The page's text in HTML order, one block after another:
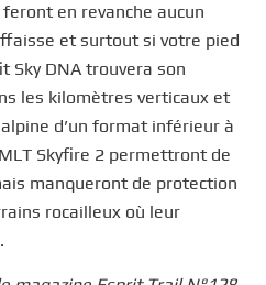
en revanche aucun
et surtout si votre pied
Sky DNA trouvera son
les kilomètres verticaux et
d’un format inférieur à
Skyfire 2 permettront de
manqueront de protection
rocailleux où leur